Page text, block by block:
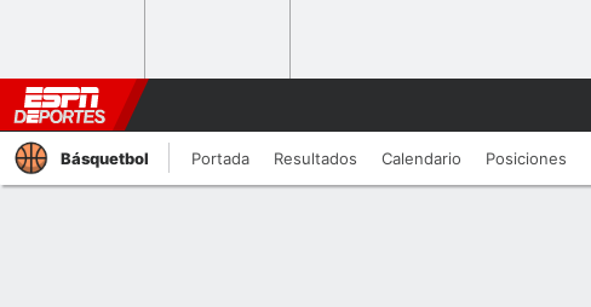
Básquetbol Portada Resultados Calendario Posiciones